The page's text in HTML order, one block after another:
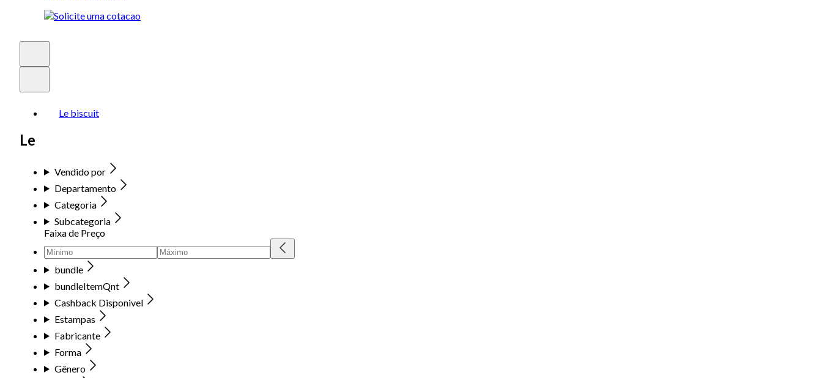
Le biscuit
Le
Vendido por
Departamento
Categoria
Subcategoria
Faixa de Preço
bundle
bundleItemQnt
Cashback Disponivel
Estampas
Fabricante
Forma
Gênero